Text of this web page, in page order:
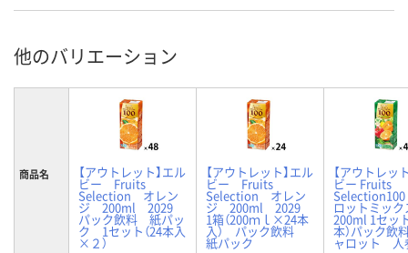
他のバリエーション
商品名 【アウトレット】エル
ビー Fruits
Selection オレン
ジ 200ml 2029
パック飲料 紙パッ
ク 1セット（24本入
×２）
【アウトレット】エル
ビー Fruits
Selection オレン
ジ 200ml 2029
1箱（200ｍｌ×24本
入） パック飲料
紙パック
【アウトレッ
ビー Fruits
Selection100
ロットミック
200ml 1セッ
本）パック
ャロット 人